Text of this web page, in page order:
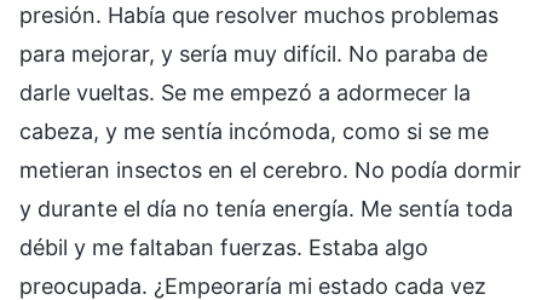
presión. Había que resolver muchos problemas
para mejorar, y sería muy difícil. No paraba de
darle vueltas. Se me empezó a adormecer la
cabeza, y me sentía incómoda, como si se me
metieran insectos en el cerebro. No podía dormir
y durante el día no tenía energía. Me sentía toda
débil y me faltaban fuerzas. Estaba algo
preocupada. ¿Empeoraría mi estado cada vez